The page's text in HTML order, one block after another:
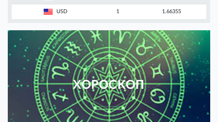
USD 1 1.66355
ХОРОСКОП